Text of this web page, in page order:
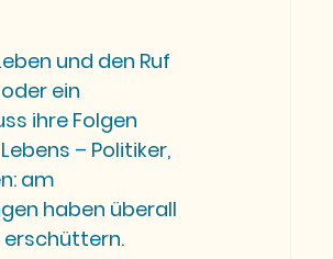
und den Ruf
ein
ihre Folgen
– Politiker,
am
haben überall
erschüttern.